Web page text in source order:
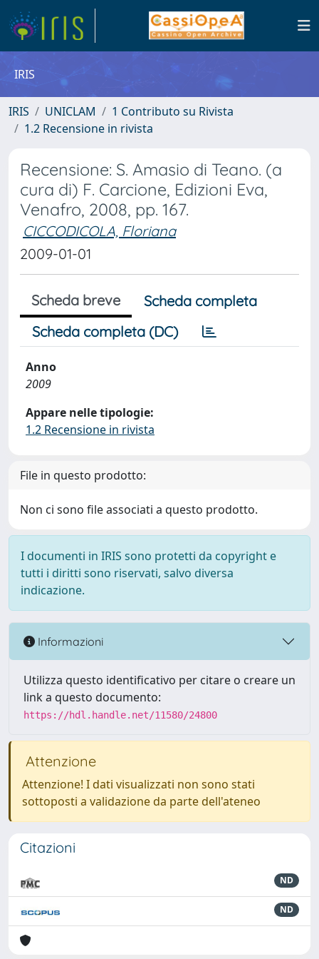
IRIS
IRIS UNICLAM
1 Contributo su Rivista
1.2 Recensione in rivista
Recensione: S. Amasio di Teano. (a
cura di) F. Carcione, Edizioni Eva,
Venafro, 2008, pp. 167.
CICCODICOLA, Floriana
2009-01-01
Scheda breve
Scheda completa
Scheda completa (DC)
Anno
2009
Appare nelle tipologie:
1.2 Recensione in rivista
File in questo prodotto:
Non ci sono file associati a questo prodotto.
I documenti in IRIS sono protetti da copyright e
tutti i diritti sono riservati, salvo diversa
indicazione.
Informazioni
Utilizza questo identificativo per citare o creare un
link a questo documento:
https://hdl.handle.net/11580/24800
Attenzione
Attenzione! I dati visualizzati non sono stati
sottoposti a validazione da parte dell'ateneo
Citazioni
ND
ND